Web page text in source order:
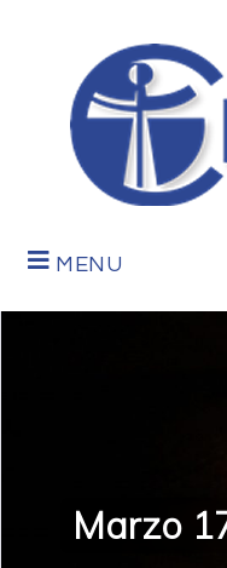
MENU
Marzo